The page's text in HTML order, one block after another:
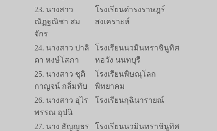
23. นางสาว
ณัฏฐณิชา สม
จักร
โรงเรียนดำรงราษฎร์
สงเคราะห์
24. นางสาว ปาลิ
ดา หงษ์โสภา
โรงเรียนนวมินทราชินูทิศ
หอวัง นนทบุรี
25. นางสาว ชุติ
กาญจน์ กลิ่มทับ
โรงเรียนพิษณุโลก
พิทยาคม
26. นางสาว อุไร
พรรณ อุปนิ
โรงเรียนกุฉินารายณ์
27. นาง ธัญญธร
โรงเรียนนวมินทราชินูทิศ